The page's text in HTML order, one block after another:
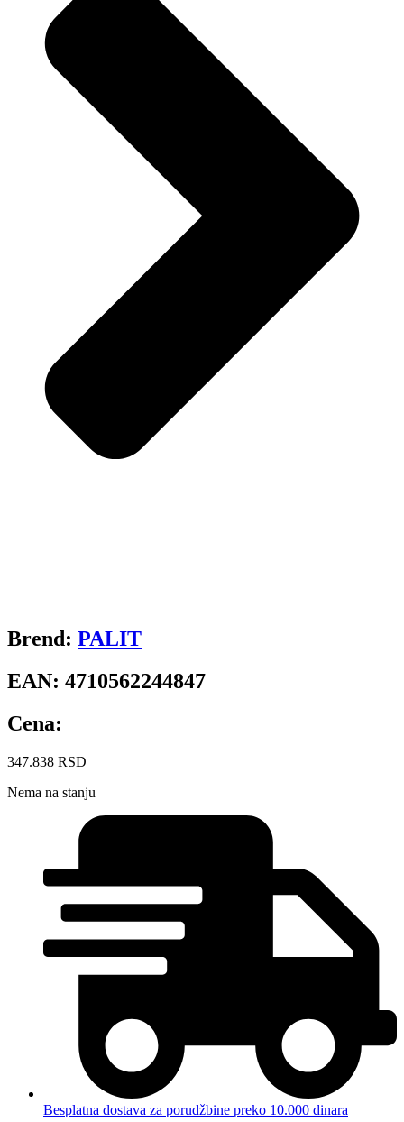
Brend: PALIT
EAN: 4710562244847
Cena:
347.838 RSD
Nema na stanju
Besplatna dostava za porudžbine preko 10.000 dinara